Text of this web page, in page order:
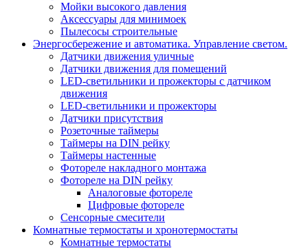
Мойки высокого давления
Аксессуары для минимоек
Пылесосы строительные
Энергосбережение и автоматика. Управление светом.
Датчики движения уличные
Датчики движения для помещений
LED-светильники и прожекторы с датчиком
движения
LED-светильники и прожекторы
Датчики присутствия
Розеточные таймеры
Таймеры на DIN рейку
Таймеры настенные
Фотореле накладного монтажа
Фотореле на DIN рейку
Аналоговые фотореле
Цифровые фотореле
Сенсорные смесители
Комнатные термостаты и хронотермостаты
Комнатные термостаты